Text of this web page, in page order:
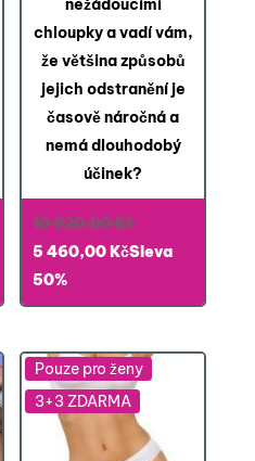
Kč.
nežádoucími
chloupky a vadí vám,
že většina způsobů
jejich odstranění je
časově náročná a
nemá dlouhodobý
účinek?
10 920,00KčPůvodní
cena
10 920,00 Kč.
5 460,00KčAktuální
je:
Sleva
50%
Pouze pro ženy
3+3 ZDARMA